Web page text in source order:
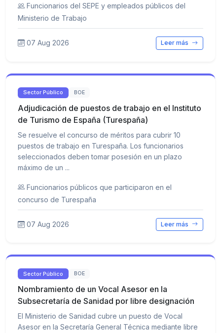
Funcionarios del SEPE y empleados públicos del
Ministerio de Trabajo
07 Aug 2026 Leer más
Sector Público BOE
Adjudicación de puestos de trabajo en el Instituto
de Turismo de España (Turespaña)
Se resuelve el concurso de méritos para cubrir 10
puestos de trabajo en Turespaña. Los funcionarios
seleccionados deben tomar posesión en un plazo
máximo de un ...
Funcionarios públicos que participaron en el
concurso de Turespaña
07 Aug 2026 Leer más
Sector Público BOE
Nombramiento de un Vocal Asesor en la
Subsecretaría de Sanidad por libre designación
El Ministerio de Sanidad cubre un puesto de Vocal
Asesor en la Secretaría General Técnica mediante libre